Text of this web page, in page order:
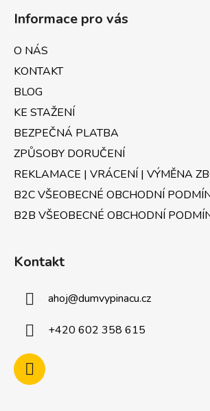
Informace pro vás
O NÁS
KONTAKT
BLOG
KE STAŽENÍ
BEZPEČNÁ PLATBA
ZPŮSOBY DORUČENÍ
REKLAMACE | VRÁCENÍ | VÝMĚNA
B2C VŠEOBECNÉ OBCHODNÍ
B2B VŠEOBECNÉ OBCHODNÍ
Kontakt
ahoj@dumvypinacu.cz
+420 602 358 615